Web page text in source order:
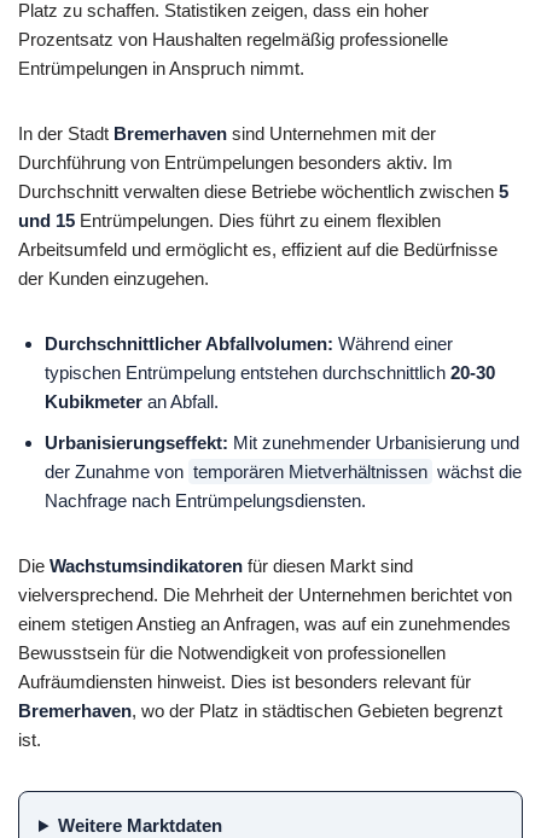
Platz zu schaffen. Statistiken zeigen, dass ein hoher
Prozentsatz von Haushalten regelmäßig professionelle
Entrümpelungen in Anspruch nimmt.
In der Stadt Bremerhaven sind Unternehmen mit der
Durchführung von Entrümpelungen besonders aktiv. Im
Durchschnitt verwalten diese Betriebe wöchentlich zwischen 5
und 15 Entrümpelungen. Dies führt zu einem flexiblen
Arbeitsumfeld und ermöglicht es, effizient auf die Bedürfnisse
der Kunden einzugehen.
Durchschnittlicher Abfallvolumen: Während einer
typischen Entrümpelung entstehen durchschnittlich20-30
Kubikmeter an Abfall.
Urbanisierungseffekt: Mit zunehmender Urbanisierung und
der Zunahme von temporären Mietverhältnissen wächst die
Nachfrage nach Entrümpelungsdiensten.
Die Wachstumsindikatoren für diesen Markt sind
vielversprechend. Die Mehrheit der Unternehmen berichtet von
einem stetigen Anstieg an Anfragen, was auf ein zunehmendes
Bewusstsein für die Notwendigkeit von professionellen
Aufräumdiensten hinweist. Dies ist besonders relevant für
Bremerhaven, wo der Platz in städtischen Gebieten begrenzt
ist.
Weitere Marktdaten